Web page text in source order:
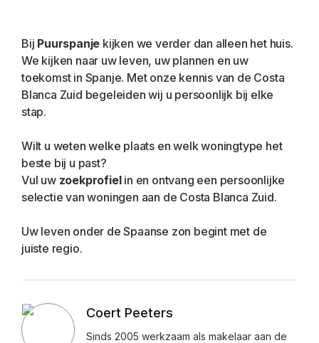
Bij Puurspanje kijken we verder dan alleen het huis.
We kijken naar uw leven, uw plannen en uw
toekomst in Spanje. Met onze kennis van de Costa
Blanca Zuid begeleiden wij u persoonlijk bij elke
stap.
Wilt u weten welke plaats en welk woningtype het
beste bij u past?
Vul uw zoekprofiel in en ontvang een persoonlijke
selectie van woningen aan de Costa Blanca Zuid.
Uw leven onder de Spaanse zon begint met de
juiste regio.
Coert Peeters
Sinds 2005 werkzaam als makelaar aan de